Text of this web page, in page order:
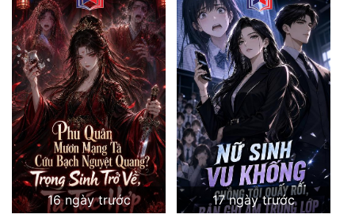
16 ngày trước
17 ngày trước